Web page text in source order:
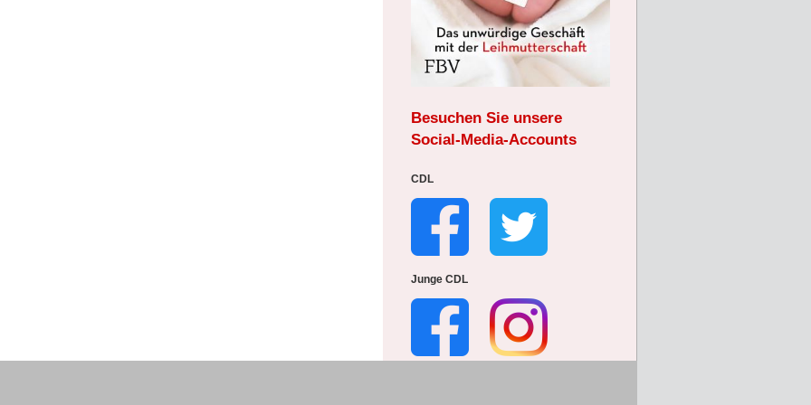
Besuchen Sie unsere
Social-Media-Accounts
CDL
Junge CDL